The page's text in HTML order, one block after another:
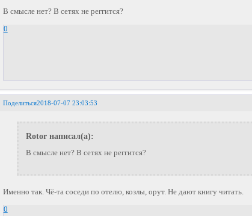
В смысле нет? В сетях не реггится?
0
Поделиться2018-07-07 23:03:53
Rotor написал(а):
В смысле нет? В сетях не реггится?
Именно так. Чё-та соседи по отелю, козлы, орут. Не дают книгу читать.
0